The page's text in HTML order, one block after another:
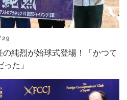
純烈が始球式登場！「かつて
た」